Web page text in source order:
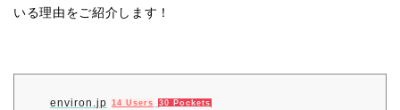
いる理由をご紹介します！
environ.jp 14 Users 30 Pockets